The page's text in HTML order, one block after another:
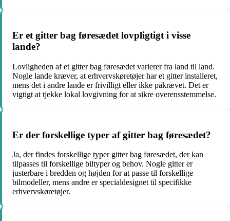
Er et gitter bag føresædet lovpligtigt i visse
lande?
Lovligheden af et gitter bag føresædet varierer fra land til land.
Nogle lande kræver, at erhvervskøretøjer har et gitter installeret,
mens det i andre lande er frivilligt eller ikke påkrævet. Det er
vigtigt at tjekke lokal lovgivning for at sikre overensstemmelse.
Er der forskellige typer af gitter bag føresædet?
Ja, der findes forskellige typer gitter bag føresædet, der kan
tilpasses til forskellige biltyper og behov. Nogle gitter er
justerbare i bredden og højden for at passe til forskellige
bilmodeller, mens andre er specialdesignet til specifikke
erhvervskøretøjer.